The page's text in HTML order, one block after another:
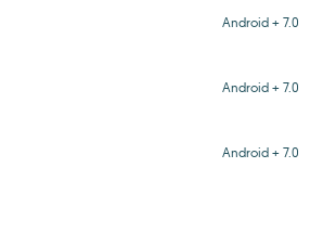
Android + 7.0
Android + 7.0
Android + 7.0